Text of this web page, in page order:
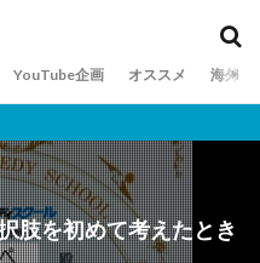
YouTube企画 オススメ 海外ネ
肢を初めて考えたとき